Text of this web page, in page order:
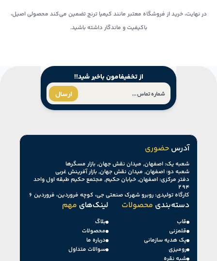
در نهایت، خرید از فروشگاه معتبر مانند کیمیا ترنج تضمین می‌کند محصولی اصیل،
باکیفیت و ماندگار داشته باشید.
ارسال
از تخفیفامون باخبر شید!!
آدرس حضوری
شعبه یک: اصفهان, میدان نقش جهان, بازار مسگرها
شعبه دو: اصفهان, میدان نقش جهان, بازار آفرینش غربی
دفتر مرکزی: اصفهان, خیابان حکیم, مجتمع حکیم طبقه اول واحد
۲۹۴
کارگاه تولیدی: روبرو شهرک صنعتی جی، کوچه فروردین، فروردین ۶
لینک‌های مهم
بلاگ
محصولات
درباره ما
سوالات متداول
دسته‌بندی محصولات
قاب
قلمزنی
پک هدیه سازمانی
رومیزی
شبه نقره